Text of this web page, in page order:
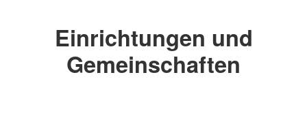
Einrichtungen und
Gemeinschaften